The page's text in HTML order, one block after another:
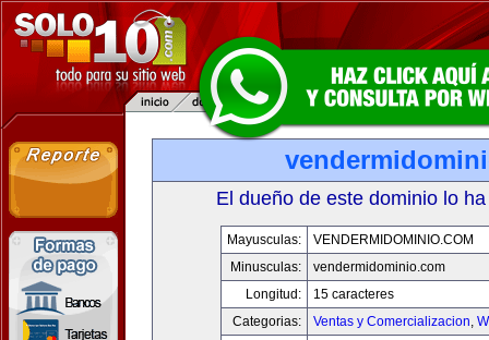
El dueño de este dominio lo
Mayusculas:
VENDERMIDOMINIO.COM
Minusculas:
vendermidominio.com
Longitud:
15 caracteres
Categorias:
Ventas y Comercializacion,